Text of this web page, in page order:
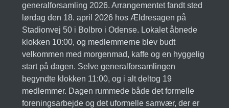
generalforsamling 2026. Arrangementet fandt sted
lørdag den 18. april 2026 hos Ældresagen på
Stadionvej 50 i Bolbro i Odense. Lokalet åbnede
klokken 10:00, og medlemmerne blev budt
velkommen med morgenmad, kaffe og en hyggelig
start på dagen. Selve generalforsamlingen
begyndte klokken 11:00, og i alt deltog 19
medlemmer. Dagen rummede både det formelle
foreningsarbejde og det uformelle samvær, der er